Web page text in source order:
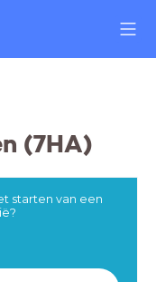
(7HA)
starten van een